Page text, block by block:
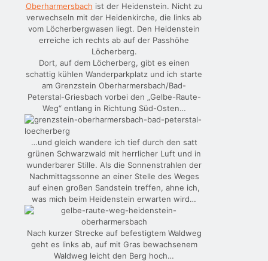
Oberharmersbach ist der Heidenstein. Nicht zu
verwechseln mit der Heidenkirche, die links ab
vom Löcherbergwasen liegt. Den Heidenstein
erreiche ich rechts ab auf der Passhöhe
Löcherberg.
Dort, auf dem Löcherberg, gibt es einen
schattig kühlen Wanderparkplatz und ich starte
am Grenzstein Oberharmersbach/Bad-
Peterstal-Griesbach vorbei den „Gelbe-Raute-
Weg“ entlang in Richtung Süd-Osten…
…und gleich wandere ich tief durch den satt
grünen Schwarzwald mit herrlicher Luft und in
wunderbarer Stille. Als die Sonnenstrahlen der
Nachmittagssonne an einer Stelle des Weges
auf einen großen Sandstein treffen, ahne ich,
was mich beim Heidenstein erwarten wird…
Nach kurzer Strecke auf befestigtem Waldweg
geht es links ab, auf mit Gras bewachsenem
Waldweg leicht den Berg hoch…